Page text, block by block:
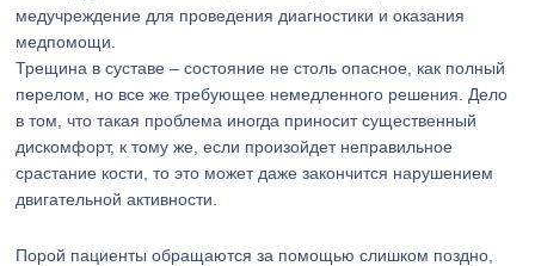
медучреждение для проведения диагностики и оказания
медпомощи.
Трещина в суставе – состояние не столь опасное, как полный
перелом, но все же требующее немедленного решения. Дело
в том, что такая проблема иногда приносит существенный
дискомфорт, к тому же, если произойдет неправильное
срастание кости, то это может даже закончится нарушением
двигательной активности.
Порой пациенты обращаются за помощью слишком поздно,